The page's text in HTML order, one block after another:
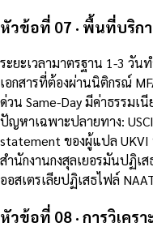
หัวข้อที่ 07 · พื้นที่บริก
ระยะเวลามาตรฐาน 1-3 วัน
เอกสารที่ต้องผ่านนิติกรณ์
ด่วน Same-Day มีค่าธรรม
ปัญหาเฉพาะปลายทาง:
statement ของผู้แปล UKVI
สำนักงานกงสุลเยอรมันปฏิเ
ออสเตรเลียปฏิเสธไฟล์
หัวข้อที่ 08 · การวิเคร